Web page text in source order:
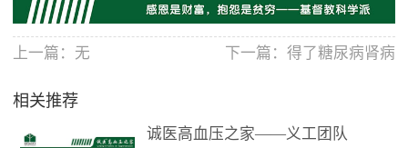
上一篇：无 下一篇： 得了糖尿病肾病
相关推荐
诚医高血压之家——义工团队